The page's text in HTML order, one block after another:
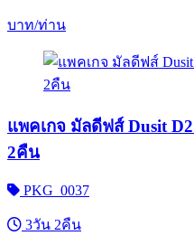
บาท/ท่าน
แพคเกจ มัลดีฟส์ Dusit
2คืน
PKG_0037
3วัน 2คืน